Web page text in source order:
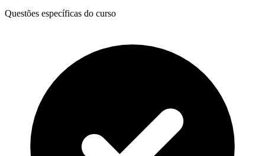
Questões específicas do curso